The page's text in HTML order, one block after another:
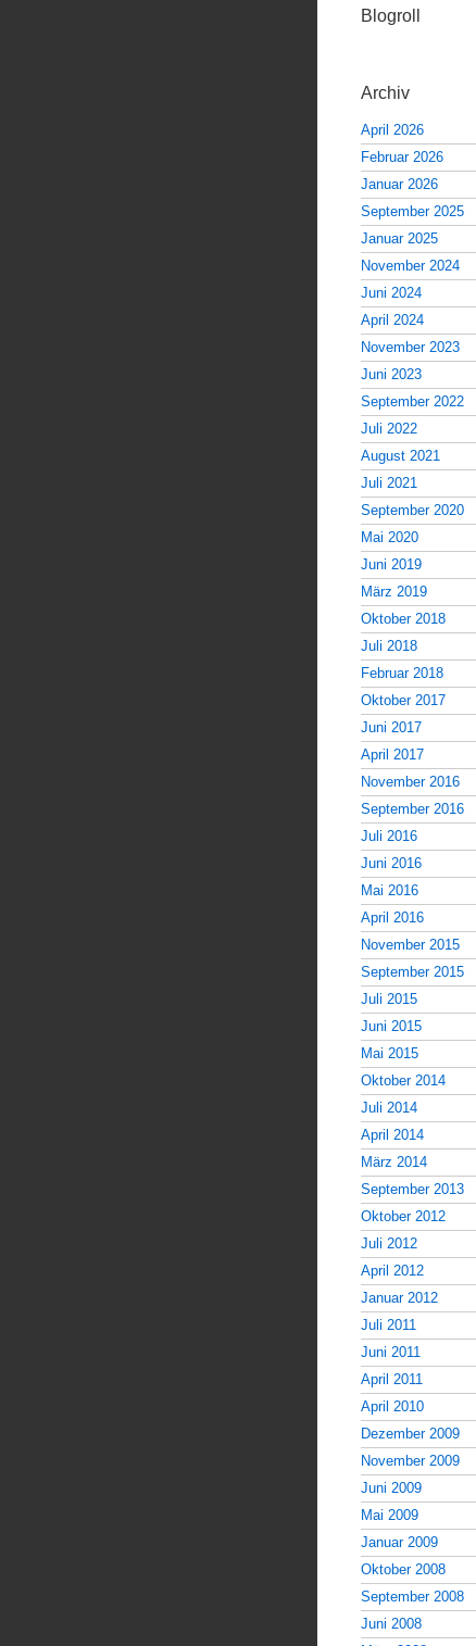
Blogroll
Archiv
April 2026
Februar 2026
Januar 2026
September 2025
Januar 2025
November 2024
Juni 2024
April 2024
November 2023
Juni 2023
September 2022
Juli 2022
August 2021
Juli 2021
September 2020
Mai 2020
Juni 2019
März 2019
Oktober 2018
Juli 2018
Februar 2018
Oktober 2017
Juni 2017
April 2017
November 2016
September 2016
Juli 2016
Juni 2016
Mai 2016
April 2016
November 2015
September 2015
Juli 2015
Juni 2015
Mai 2015
Oktober 2014
Juli 2014
April 2014
März 2014
September 2013
Oktober 2012
Juli 2012
April 2012
Januar 2012
Juli 2011
Juni 2011
April 2011
April 2010
Dezember 2009
November 2009
Juni 2009
Mai 2009
Januar 2009
Oktober 2008
September 2008
Juni 2008